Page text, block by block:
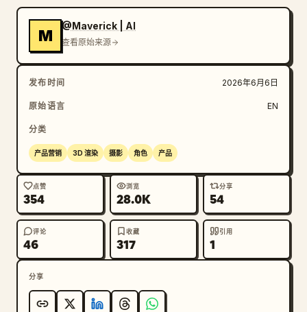
M
@Maverick | AI
查看原始来源
发布时间 2026年6月6日
原始语言 EN
分类
产品营销 3D 渲染 摄影 角色 产品
点赞
354
浏览
28.0K
分享
54
评论
46
收藏
317
引用
1
分享